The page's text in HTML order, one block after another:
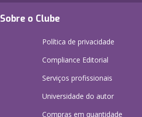
Sobre o Clube
Política de privacidade
Compliance Editorial
Serviços profissionais
Universidade do autor
Compras em quantidade